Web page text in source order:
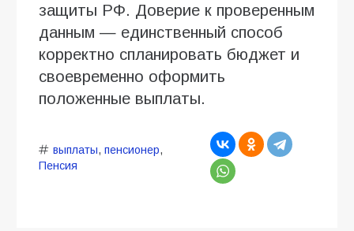
защиты РФ. Доверие к проверенным
данным — единственный способ
корректно спланировать бюджет и
своевременно оформить
положенные выплаты.
выплаты, пенсионер,
Пенсия